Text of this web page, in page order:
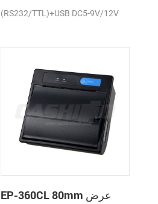
الحرارية
(RS232/TTL)+USB DC5-9V/12V
EP-360CL 80mm عرض